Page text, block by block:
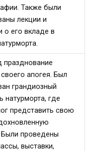
Также были
лекции и
о его вкладе в
празднование
апогея. Был
грандиозный
натурморта, где
представить свою
проведены
выставки,